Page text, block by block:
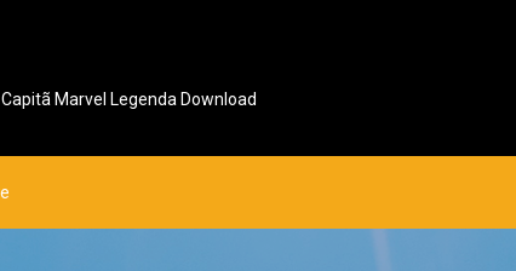
Capitã Marvel Legenda Download